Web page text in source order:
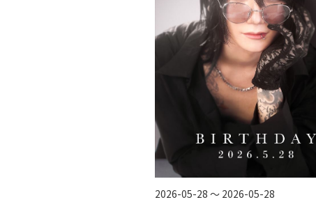
2026-05-28 ～ 2026-05-28